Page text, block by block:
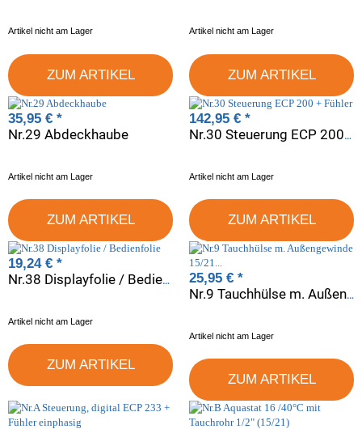
Artikel nicht am Lager
ZUM ARTIKEL
Artikel nicht am Lager
ZUM ARTIKEL
Nr.29 Abdeckhaube
35,95 € *
Artikel nicht am Lager
ZUM ARTIKEL
Nr.30 Steuerung ECP 200 + Fühler
142,95 € *
Artikel nicht am Lager
ZUM ARTIKEL
Nr.38 Displayfolie / Bedienfolie
19,24 € *
Artikel nicht am Lager
ZUM ARTIKEL
Nr.9 Tauchhülse m. Außengewinde 15/21 Polyamid, inkl. Dichtung
25,95 € *
Artikel nicht am Lager
ZUM ARTIKEL